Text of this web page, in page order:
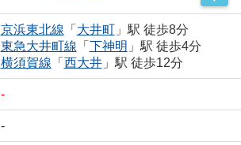
京浜東北線 「 大井町」駅 徒歩8分
東急大井町線 「 下神明 」駅 徒歩4分
横須賀線 「 西大井」駅 徒歩12分
-
-